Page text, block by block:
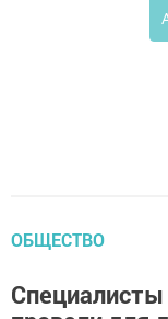
ОБЩЕСТВО
Специалисты